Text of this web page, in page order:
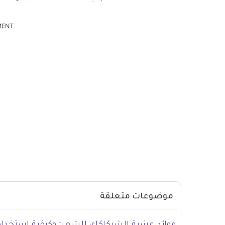
موضوعات متعلقة